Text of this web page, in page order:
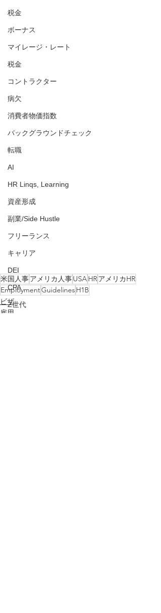
税金
ボーナス
マイレージ・レート
税金
コントラクター
病欠
消費者物価指数
バックグラウンドチェック
転職
AI
HR Linqs, Learning
資産形成
副業/Side Hustle
フリーランス
キャリア
DEI
CPA
Z世代
米国人事アメリカ人事USAHRアメリカHR
EmploymentGuidelinesH1B
ビザ
雇用